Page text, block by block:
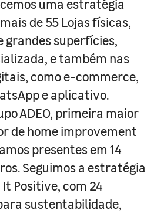
uma estratégia
de 55 Lojas físicas,
grandes superfícies,
e também nas
como e-commerce,
e aplicativo.
ADEO, primeira maior
de home improvement
presentes em 14
Seguimos a estratégia
Positive, com 24
sustentabilidade,